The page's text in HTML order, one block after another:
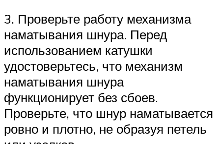
3. Проверьте работу механизма
наматывания шнура. Перед
использованием катушки
удостоверьтесь, что механизм
наматывания шнура
функционирует без сбоев.
Проверьте, что шнур наматывается
ровно и плотно, не образуя петель